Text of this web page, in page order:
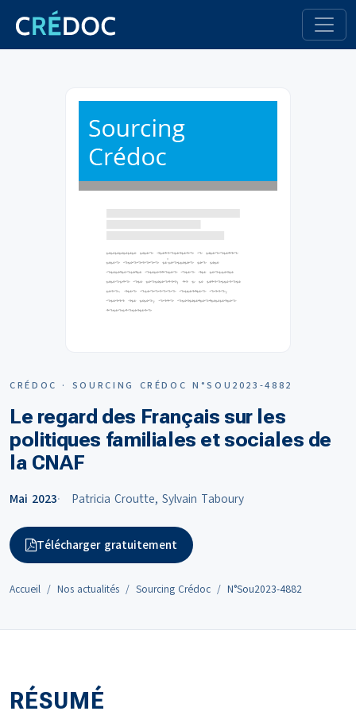
CRÉDOC · SOURCING CRÉDOC N°SOU2023-4882
Le regard des Français sur les
politiques familiales et sociales de
la CNAF
Mai 2023 Patricia Croutte, Sylvain Taboury
Télécharger gratuitement
Accueil Nos actualités Sourcing Crédoc N°Sou2023-4882
RÉSUMÉ